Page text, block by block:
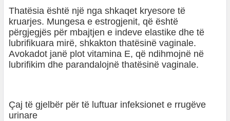
Thatësia është një nga shkaqet kryesore të
kruarjes. Mungesa e estrogjenit, që është
përgjegjës për mbajtjen e indeve elastike dhe të
lubrifikuara mirë, shkakton thatësinë vaginale.
Avokadot janë plot vitamina E, që ndihmojnë në
lubrifikim dhe parandalojnë thatësinë vaginale.
Çaj të gjelbër për të luftuar infeksionet e rrugëve
urinare